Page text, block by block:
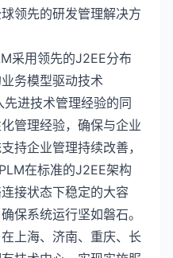
领先的研发管理解决方
采用领先的J2EE分布
务模型驱动技术
先进技术管理经验的同
管理经验，确保与企业
持企业管理持续改善，
在标准的J2EE架构
接状态下稳定的大容
保系统运行坚如磐石。
上海、济南、重庆、长